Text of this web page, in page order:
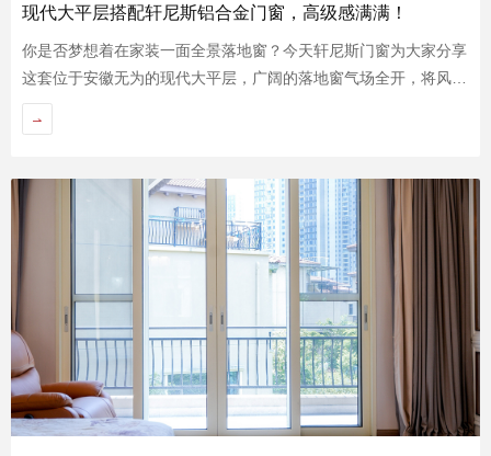
现代大平层搭配轩尼斯铝合金门窗，高级感满满！
你是否梦想着在家装一面全景落地窗？今天轩尼斯门窗为大家分享
这套位于安徽无为的现代大平层，广阔的落地窗气场全开，将风景
统统揽入室内，真的实名慕了！大家一起看看吧~